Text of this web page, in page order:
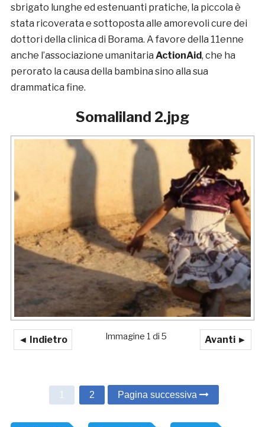
sbrigato lunghe ed estenuanti pratiche, la piccola è
stata ricoverata e sottoposta alle amorevoli cure dei
dottori della clinica di Borama. A favore della 11enne
anche l’associazione umanitaria ActionAid, che ha
perorato la causa della bambina sino alla sua
drammatica fine.
Somaliland 2.jpg
◄ Indietro Avanti ►
Immagine 1 di 5
1 2 Pagina successiva